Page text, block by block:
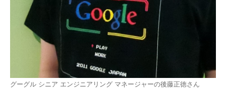
グーグル シニア エンジニアリング マネージャーの後藤正徳さん